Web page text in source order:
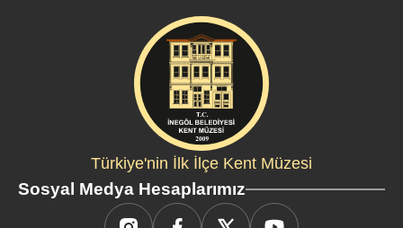
Türkiye'nin İlk İlçe Kent Müzesi
Sosyal Medya Hesaplarımız